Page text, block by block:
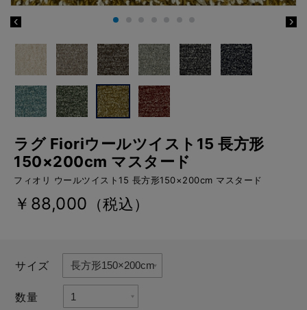
ラグ Fioriウールツイスト15 長方形
150×200cm マスタード
フィオリ ウールツイスト15 長方形150×200cm マスタード
￥88,000 （税込）
サイズ
数量